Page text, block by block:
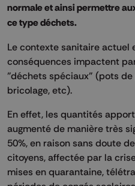
normale et ainsi permettre
ce type déchets.
Le contexte sanitaire actuel
conséquences impactent
"déchets spéciaux" (pots
bricolage, etc).
En effet, les quantités
augmenté de manière très
50%, en raison sans doute
citoyens, affectée par la
mises en quarantaine,